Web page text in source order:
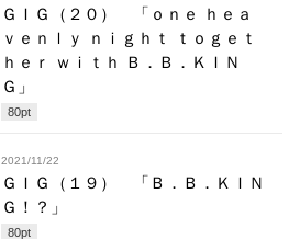
ＧＩＧ（２０） 「ｏｎｅ ｈｅａ
ｖｅｎｌｙ ｎｉｇｈｔ ｔｏｇｅｔ
ｈｅｒ ｗｉｔｈ Ｂ．Ｂ．ＫＩＮ
Ｇ」
80pt
2021/11/22
ＧＩＧ（１９） 「Ｂ．Ｂ．ＫＩＮ
Ｇ！？」
80pt